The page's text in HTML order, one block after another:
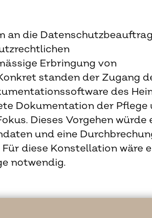
an die
Erbringung von
standen der Zugang
des
Dokumentation der Pflege
Dieses Vorgehen würde
und eine
diese Konstellation wäre
notwendig.